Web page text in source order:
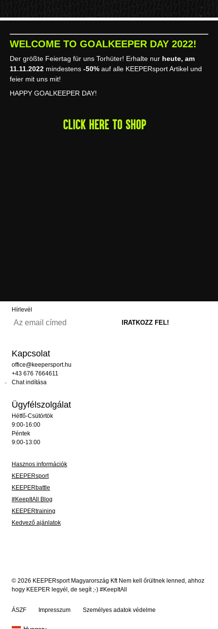
WELCOME TO GOALKEEPER DAY 2022!
Der größte Feiertag für uns Torhüter! Erhalte nur heute, am
11.11.2022 mindestens -50% auf alle KEEPERsport Artikel und
feier mit uns mit!
HAPPY GOALKEEPER DAY!
Hírlevél
Kapcsolat
office@keepersport.hu
+43 676 7664611
Chat indítása
Ügyfélszolgálat
Hétfő-Csütörtök
9:00-16:00
Péntek
9:00-13:00
Hasznos információk
KEEPERsport
KEEPERbattle
#KeepItAll Blog
KEEPERtraining
Kedvező ajánlatok
© 2026 KEEPERsport Magyarország Kft Nem kell őrültnek lenned, ahhoz
hogy KEEPER legyél, de segít ;-) #KeepItAll
ÁSZF Impresszum Személyes adatok védelme